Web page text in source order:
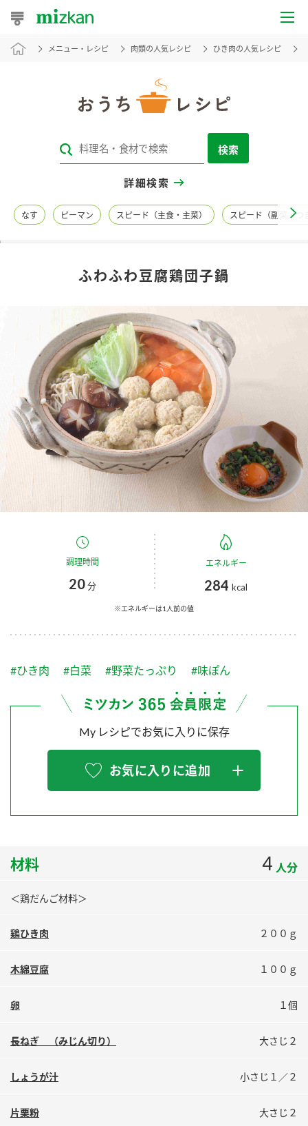
おうちレシピ
レシピカテゴリ一覧
レシピ名特集
商品情報
酢 調味酢
お酢ドリンク ぽん酢
みりん風・料理酒 鍋用調味料
スープ 中華
ふりかけ おすしの素
炊き込みご飯の素 米飯用調味液
新商品一覧
キャンペーン情報
ブランド・スペシャルサイト
ブランド・スペシャルサイト トップ
商品ブランドサイト
Fibee（ファイビー）
カンタン酢
お酢ドリンク
かおりの蔵
つゆ
納豆のサイト
スペシャルサイト
すしラボ
鍋奉行マニュアル
国内事業概要
ミツカングループについて
企業理念
ミツカンを知る
水の文化センター（アーカイブ）
ZENB initiative
MIM（ミツカンミュージアム）
おいしさと健康への取り組み
お客様相談センター
お客様の声をいかしました
販売終了製品のご案内
よくあるご質問
ミツカン公式通販
業務用サイト 製造所固有記号一覧
メニュー・レシピ 肉類の人気レシピ ひき肉の人気レシピ
検索
詳細検索
なす ピーマン スピード（主食・主菜） スピード（副菜・つ
ふわふわ豆腐鶏団子鍋
調理時間
20分
エネルギー
284 kcal
※エネルギーは1人前の値
#ひき肉 #白菜 #野菜たっぷり #味ぽん
My レシピでお気に入りに保存
お気に入りに追加
材料 4 人分
＜鶏だんご材料＞
鶏ひき肉 ２００ｇ
木綿豆腐 １００ｇ
卵 １個
長ねぎ （みじん切り） 大さじ２
しょうが汁 小さじ１／２
片栗粉 大さじ２